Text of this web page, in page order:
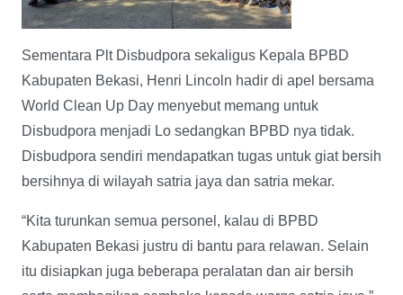
Sementara Plt Disbudpora sekaligus Kepala BPBD
Kabupaten Bekasi, Henri Lincoln hadir di apel bersama
World Clean Up Day menyebut memang untuk
Disbudpora menjadi Lo sedangkan BPBD nya tidak.
Disbudpora sendiri mendapatkan tugas untuk giat bersih
bersihnya di wilayah satria jaya dan satria mekar.
“Kita turunkan semua personel, kalau di BPBD
Kabupaten Bekasi justru di bantu para relawan. Selain
itu disiapkan juga beberapa peralatan dan air bersih